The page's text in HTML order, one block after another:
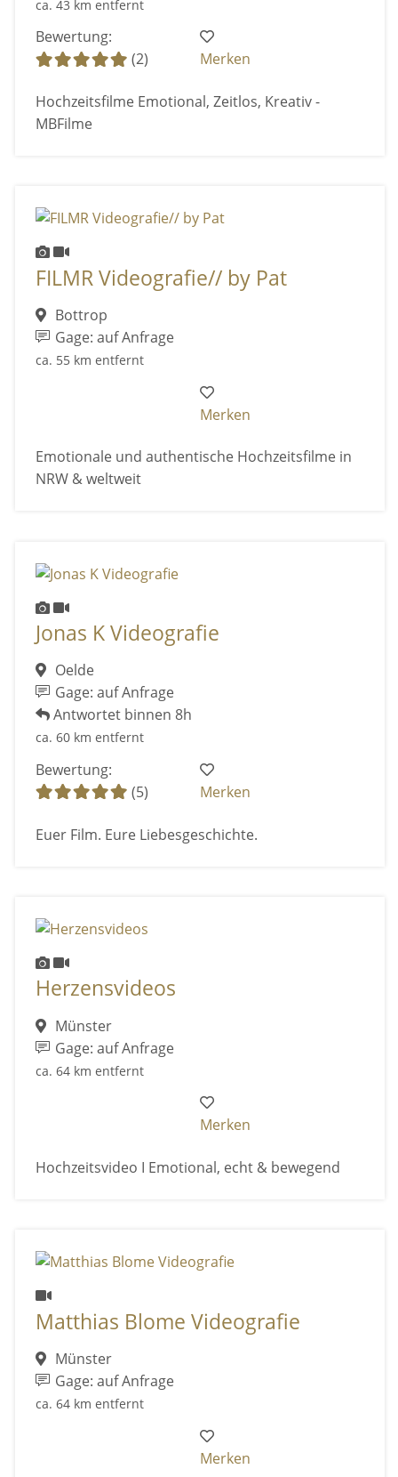
ca. 43 km entfernt
Bewertung:
(2)
Merken
Hochzeitsfilme Emotional, Zeitlos, Kreativ -
MBFilme
FILMR Videografie// by Pat
Bottrop
Gage: auf Anfrage
ca. 55 km entfernt
Merken
Emotionale und authentische Hochzeitsfilme in
NRW & weltweit
Jonas K Videografie
Oelde
Gage: auf Anfrage
Antwortet binnen 8h
ca. 60 km entfernt
Bewertung:
(5)
Merken
Euer Film. Eure Liebesgeschichte.
Herzensvideos
Münster
Gage: auf Anfrage
ca. 64 km entfernt
Merken
Hochzeitsvideo I Emotional, echt & bewegend
Matthias Blome Videografie
Münster
Gage: auf Anfrage
ca. 64 km entfernt
Merken